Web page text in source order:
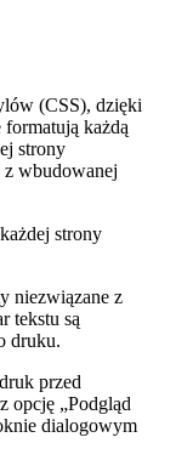
(CSS), dzięki
każdą
strony
z wbudowanej
strony
niezwiązane z
tekstu są
druku.
przed
opcję „Podgląd
dialogowym